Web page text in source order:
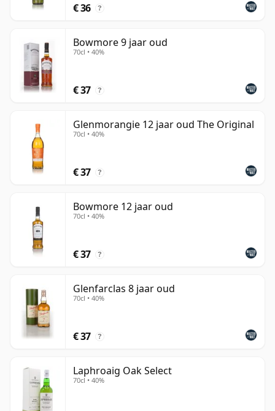
€ 36 ?
Bowmore 9 jaar oud
70cl • 40%
€ 37 ?
Glenmorangie 12 jaar oud The Original
70cl • 40%
€ 37 ?
Bowmore 12 jaar oud
70cl • 40%
€ 37 ?
Glenfarclas 8 jaar oud
70cl • 40%
€ 37 ?
Laphroaig Oak Select
70cl • 40%